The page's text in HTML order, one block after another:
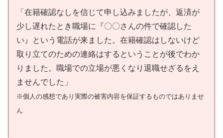
「在籍確認なしを信じて申し込みましたが、返済が
少し遅れたとき職場に『〇〇さんの件で確認した
い』という電話が来ました。在籍確認はしないけど
取り立てのための連絡はするということが後でわか
りました。職場での立場が悪くなり退職せざるをえ
ませんでした」
※個人の感想であり実際の被害内容を保証するものではありませ
ん